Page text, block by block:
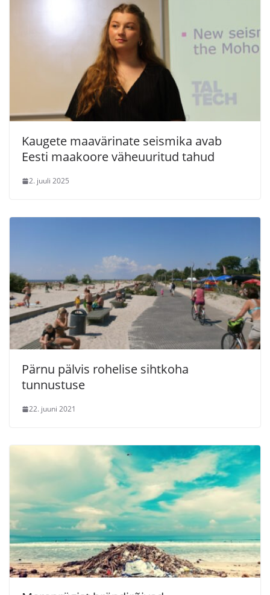
Kaugete maavärinate seismika avab
Eesti maakoore väheuuritud tahud
2. juuli 2025
Pärnu pälvis rohelise sihtkoha
tunnustuse
22. juuni 2021